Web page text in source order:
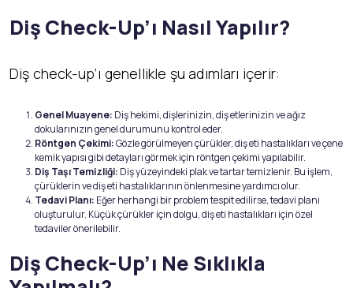
Diş Check-Up’ı Nasıl Yapılır?
Diş check-up’ı genellikle şu adımları içerir:
Genel Muayene: Diş hekimi, dişlerinizin, diş etlerinizin ve ağız
dokularınızın genel durumunu kontrol eder.
Röntgen Çekimi:Gözle görülmeyen çürükler, diş eti hastalıkları ve çene
kemik yapısı gibi detayları görmek için röntgen çekimi yapılabilir.
Diş Taşı Temizliği: Diş yüzeyindeki plak ve tartar temizlenir. Bu işlem,
çürüklerin ve diş eti hastalıklarının önlenmesine yardımcı olur.
Tedavi Planı: Eğer herhangi bir problem tespit edilirse, tedavi planı
oluşturulur. Küçük çürükler için dolgu, diş eti hastalıkları için özel
tedaviler önerilebilir.
Diş Check-Up’ı Ne Sıklıkla